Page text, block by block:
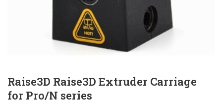
Raise3D Raise3D Extruder Carriage
for Pro/N series